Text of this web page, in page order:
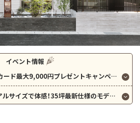
イベント情報
【太田展示場限定】クオカード最大9,000円プレゼントキャンペーン！新田木崎宿泊体験棟オープン１周年記念♪特別特典！
住んでからの生活をリアルサイズで体感！35坪最新仕様のモデルハウスで宿泊体験＠群馬県太田市